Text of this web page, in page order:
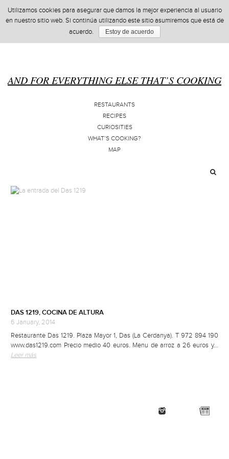
AND FOR EVERYTHING ELSE THAT’S COOKING
RESTAURANTS
RECIPES
CURIOSITIES
WHAT’S COOKING?
MAP
DAS 1219, COCINA DE ALTURA
6 January, 2014
Restaurante Das 1219. Plaza Mayor 1, Das (La Cerdanya). T 972 894 190
www.das1219.com Precio medio 40 euros. Menu de arroz a 26 euros y…
Leer más
Utilizamos cookies para asegurar que damos la mejor experiencia al usuario
en nuestro sitio web. Si continúa utilizando este sitio asumiremos que está de
acuerdo.
Estoy de acuerdo